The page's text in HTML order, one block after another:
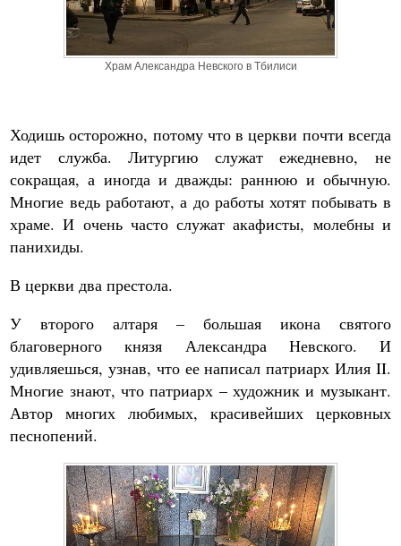
Храм Александра Невского в Тбилиси
Ходишь осторожно, потому что в церкви почти всегда
идет служба. Литургию служат ежедневно, не
сокращая, а иногда и дважды: раннюю и обычную.
Многие ведь работают, а до работы хотят побывать в
храме. И очень часто служат акафисты, молебны и
панихиды.
В церкви два престола.
У второго алтаря – большая икона святого
благоверного князя Александра Невского. И
удивляешься, узнав, что ее написал патриарх Илия II.
Многие знают, что патриарх – художник и музыкант.
Автор многих любимых, красивейших церковных
песнопений.